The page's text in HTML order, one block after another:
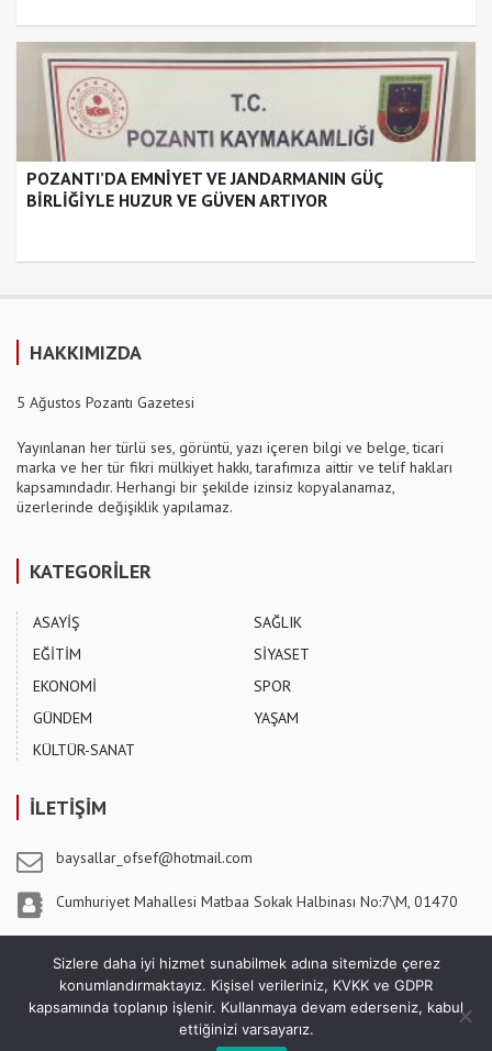
POZANTI’DA EMNİYET VE JANDARMANIN GÜÇ
BİRLİĞİYLE HUZUR VE GÜVEN ARTIYOR
HAKKIMIZDA
5 Ağustos Pozantı Gazetesi
Yayınlanan her türlü ses, görüntü, yazı içeren bilgi ve belge, ticari
marka ve her tür fikri mülkiyet hakkı, tarafımıza aittir ve telif hakları
kapsamındadır. Herhangi bir şekilde izinsiz kopyalanamaz,
üzerlerinde değişiklik yapılamaz.
KATEGORİLER
ASAYİŞ
EĞİTİM
EKONOMİ
GÜNDEM
KÜLTÜR-SANAT
SAĞLIK
SİYASET
SPOR
YAŞAM
İLETİŞİM
baysallar_ofsef@hotmail.com
Cumhuriyet Mahallesi Matbaa Sokak Halbinası No:7\M, 01470
5 Ağustos Gazetesi - Copyright © 2026
Sizlere daha iyi hizmet sunabilmek adına sitemizde çerez
konumlandırmaktayız. Kişisel verileriniz, KVKK ve GDPR
kapsamında toplanıp işlenir. Kullanmaya devam ederseniz, kabul
ettiğinizi varsayarız.